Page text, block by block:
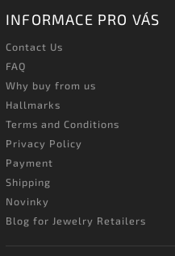
INFORMACE PRO VÁS
Contact Us
FAQ
Why buy from us
Hallmarks
Terms and Conditions
Privacy Policy
Payment
Shipping
Novinky
Blog for Jewelry Retailers